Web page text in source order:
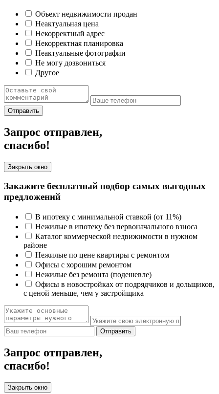
Объект недвижимости продан
Неактуальная цена
Некорректный адрес
Некорректная планировка
Неактуальные фотографии
Не могу дозвониться
Другое
Отправить
Запрос отправлен,
спасибо!
Закрыть окно
Закажите бесплатный подбор самых выгодных
предложений
В ипотеку с минимальной ставкой (от 11%)
Нежилые в ипотеку без первоначального взноса
Каталог коммерческой недвижимости в нужном
районе
Нежилые по цене квартиры с ремонтом
Офисы с хорошим ремонтом
Нежилые без ремонта (подешевле)
Офисы в новостройках от подрядчиков и дольщиков,
с ценой меньше, чем у застройщика
Отправить
Запрос отправлен,
спасибо!
Закрыть окно